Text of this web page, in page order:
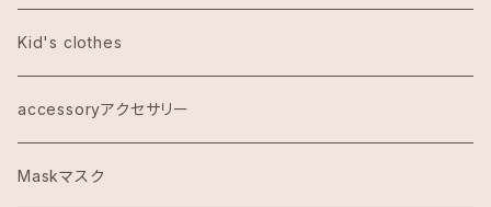
Calvin Klein カルバンクライン
COACHコーチ
Dawn to Earth ダウントゥーアース
Kid's clothes
accessoryアクセサリー
Maskマスク